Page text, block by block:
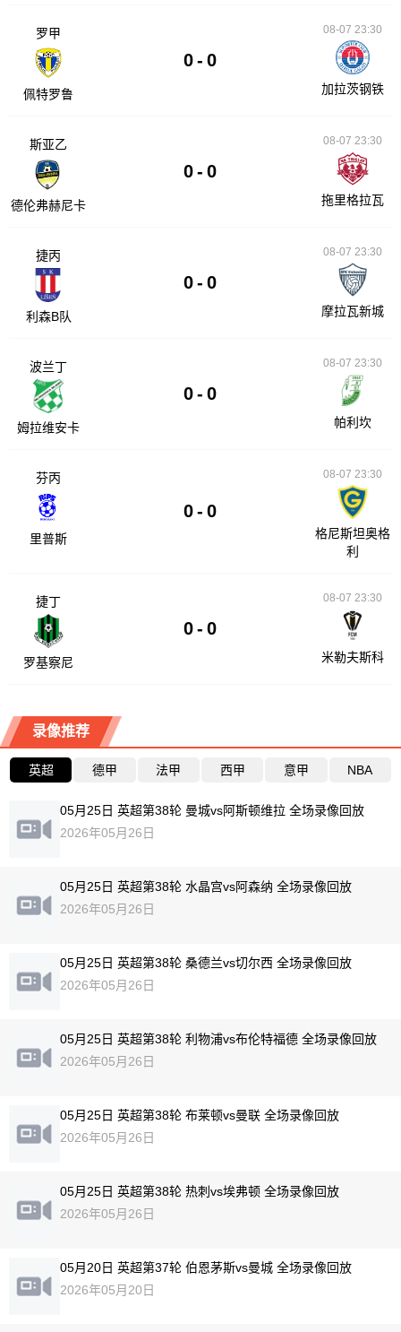
罗甲
佩特罗鲁
0 - 0
08-07 23:30
加拉茨钢铁
斯亚乙
德伦弗赫尼卡
0 - 0
08-07 23:30
拖里格拉瓦
捷丙
利森B队
0 - 0
08-07 23:30
摩拉瓦新城
波兰丁
姆拉维安卡
0 - 0
08-07 23:30
帕利坎
芬丙
里普斯
0 - 0
08-07 23:30
格尼斯坦奥格
利
捷丁
罗基察尼
0 - 0
08-07 23:30
米勒夫斯科
录像推荐
英超 德甲 法甲 西甲 意甲 NBA
05月25日 英超第38轮 曼城vs阿斯顿维拉 全场录像回放
2026年05月26日
05月25日 英超第38轮 水晶宫vs阿森纳 全场录像回放
2026年05月26日
05月25日 英超第38轮 桑德兰vs切尔西 全场录像回放
2026年05月26日
05月25日 英超第38轮 利物浦vs布伦特福德 全场录像回放
2026年05月26日
05月25日 英超第38轮 布莱顿vs曼联 全场录像回放
2026年05月26日
05月25日 英超第38轮 热刺vs埃弗顿 全场录像回放
2026年05月26日
05月20日 英超第37轮 伯恩茅斯vs曼城 全场录像回放
2026年05月20日